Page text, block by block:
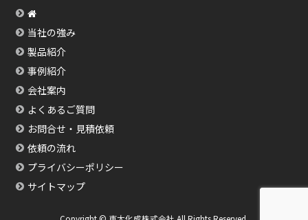
当社の強み
製品紹介
事例紹介
会社案内
よくあるご質問
お問合せ・見積依頼
依頼の流れ
プライバシーポリシー
サイトマップ